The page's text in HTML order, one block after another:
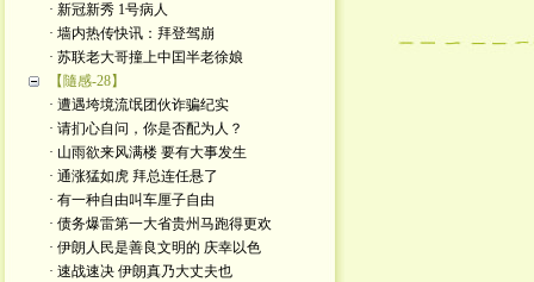
· 新冠新秀 1号病人
· 墙内热传快讯：拜登驾崩
· 苏联老大哥撞上中囯半老徐娘
【隨感-28】
· 遭遇垮境流氓团伙诈骗纪实
· 请扪心自问，你是否配为人？
· 山雨欲来风满楼 要有大事发生
· 通涨猛如虎 拜总连任悬了
· 有一种自由叫车厘子自由
· 债务爆雷第一大省贵州马跑得更欢
· 伊朗人民是善良文明的 庆幸以色
· 速战速决 伊朗真乃大丈夫也